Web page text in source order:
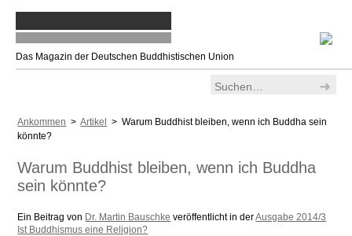
Das Magazin der Deutschen Buddhistischen Union
Ankommen >Artikel > Warum Buddhist bleiben, wenn ich Buddha sein
könnte?
Warum Buddhist bleiben, wenn ich Buddha
sein könnte?
Ein Beitrag von Dr. Martin Bauschke veröffentlicht in derAusgabe 2014/3
Ist Buddhismus eine Religion?